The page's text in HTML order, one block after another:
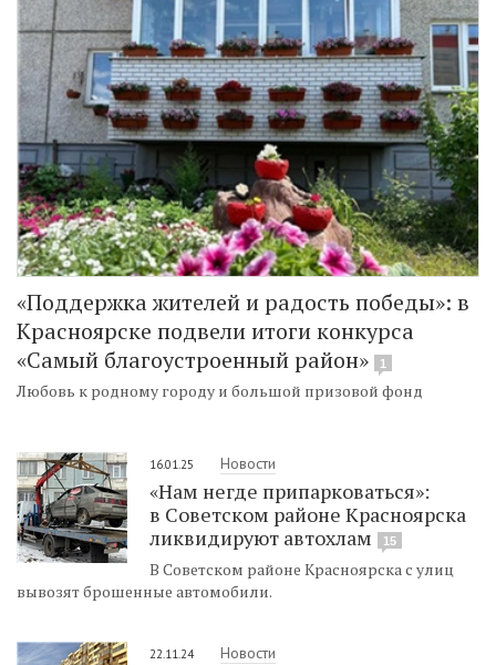
«Поддержка жителей и радость победы»: в
Красноярске подвели итоги конкурса
«Самый благоустроенный район»
1
Любовь к родному городу и большой призовой фонд
16.01.25 Новости
«Нам негде припарковаться»:
в Советском районе Красноярска
ликвидируют автохлам
15
В Советском районе Красноярска с улиц
вывозят брошенные автомобили.
22.11.24 Новости